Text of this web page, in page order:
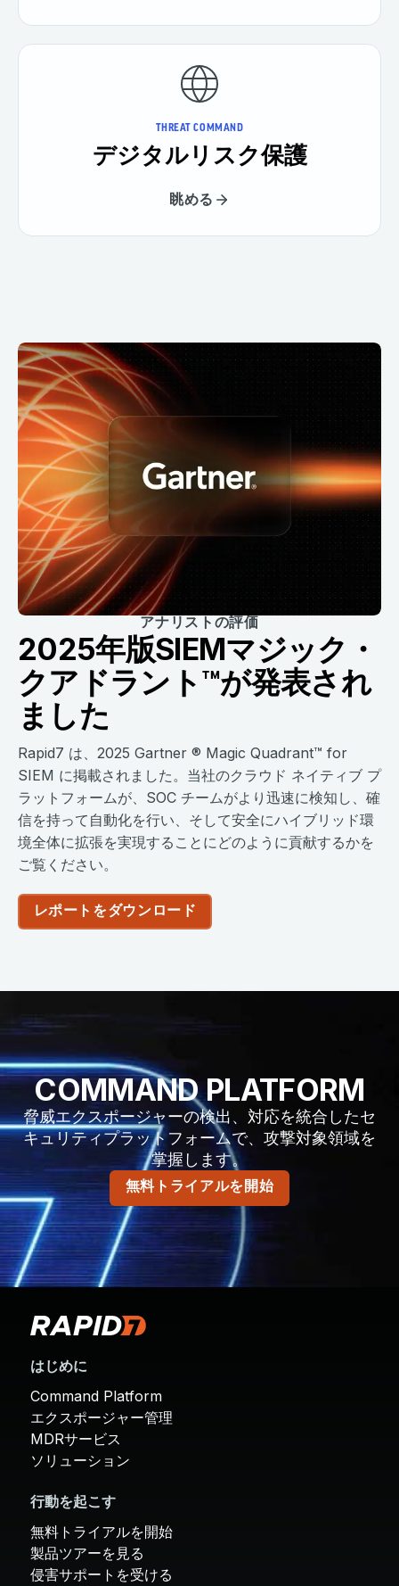
THREAT COMMAND
デジタルリスク保護
眺める
アナリストの評価
2025年版SIEMマジック・
クアドラント™が発表され
ました
Rapid7 は、2025 Gartner ® Magic Quadrant™ for
SIEM に掲載されました。当社のクラウド ネイティブ プ
ラットフォームが、SOC チームがより迅速に検知し、確
信を持って自動化を行い、そして安全にハイブリッド環
境全体に拡張を実現することにどのように貢献するかを
ご覧ください。
レポートをダウンロード
COMMAND PLATFORM
脅威エクスポージャーの検出、対応を統合したセ
キュリティプラットフォームで、攻撃対象領域を
掌握します。
無料トライアルを開始
はじめに
Command Platform
エクスポージャー管理
MDRサービス
ソリューション
行動を起こす
無料トライアルを開始
製品ツアーを見る
侵害サポートを受ける